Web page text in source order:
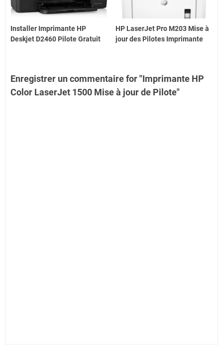
Installer Imprimante HP
Deskjet D2460 Pilote Gratuit
HP LaserJet Pro M203 Mise à
jour des Pilotes Imprimante
Enregistrer un commentaire for "Imprimante HP
Color LaserJet 1500 Mise à jour de Pilote"